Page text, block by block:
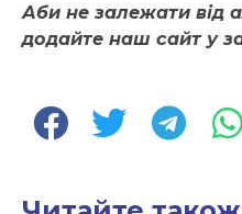
Аби не залежати від
додайте наш сайт у